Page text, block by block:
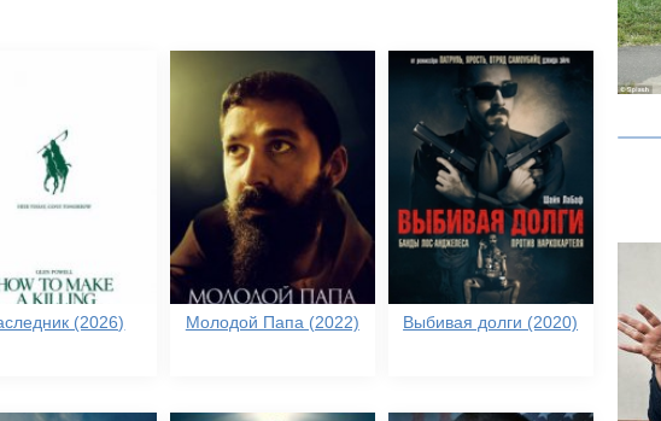
(2026) Молодой Папа (2022) Выбивая долги (2020)